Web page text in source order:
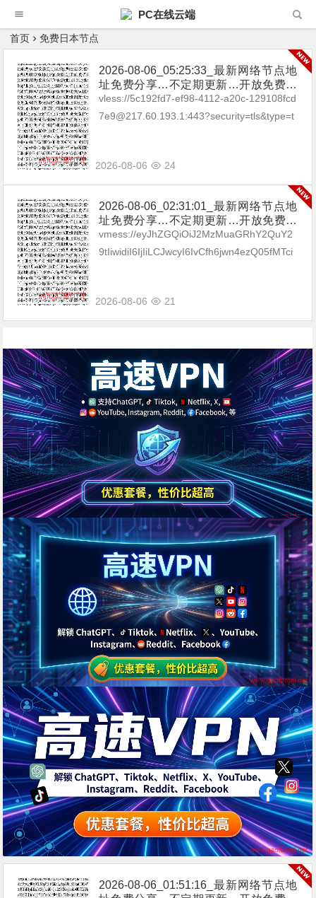
PC在线云端
首页 免费日本节点
2026-08-06_05:25:33_最新网络节点地
址免费分享…不定期更新…开放免费分
享（网络免费节点香港|日本|韩国|新加
坡|台湾|马来西亚|…
vless://5c192fd7-ef98-4112-a20c-129108fcd
7e9@217.60.193.1:443?security=tls&type=t
2026-08-06 24
2026-08-06_02:31:01_最新网络节点地
址免费分享…不定期更新…开放免费分
享（网络免费节点香港|日本|韩国|新加
坡|台湾|马来西亚|…
vmess://eyJhZGQiOiJ2MzMuaGRhY2QuY2
9tIiwidiI6IjIiLCJwcyI6IvCfh6jwn4ezQ05fMTci
2026-08-06 21
2026-08-06_01:51:16_最新网络节点地